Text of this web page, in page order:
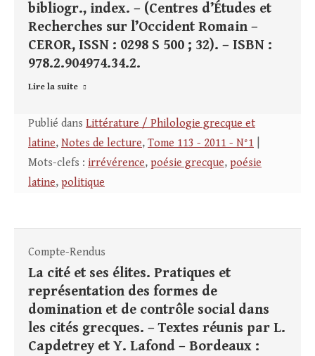
bibliogr., index. – (Centres d’Études et
Recherches sur l’Occident Romain –
CEROR, ISSN : 0298 S 500 ; 32). – ISBN :
978.2.904974.34.2.
Lire la suite
Publié dans Littérature / Philologie grecque et
latine, Notes de lecture, Tome 113 - 2011 - N°1
Mots-clefs : irrévérence, poésie grecque, poésie
latine, politique
Compte-Rendus
La cité et ses élites. Pratiques et
représentation des formes de
domination et de contrôle social dans
les cités grecques. – Textes réunis par L.
Capdetrey et Y. Lafond – Bordeaux :